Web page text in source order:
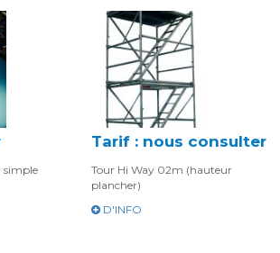
simple
Tarif : nous consulter
Tour Hi Way 02m (hauteur
plancher)
D'INFO